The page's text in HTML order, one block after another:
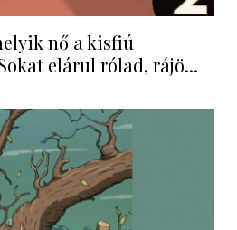
nő a kisfiú
elárul rólad, rájö...